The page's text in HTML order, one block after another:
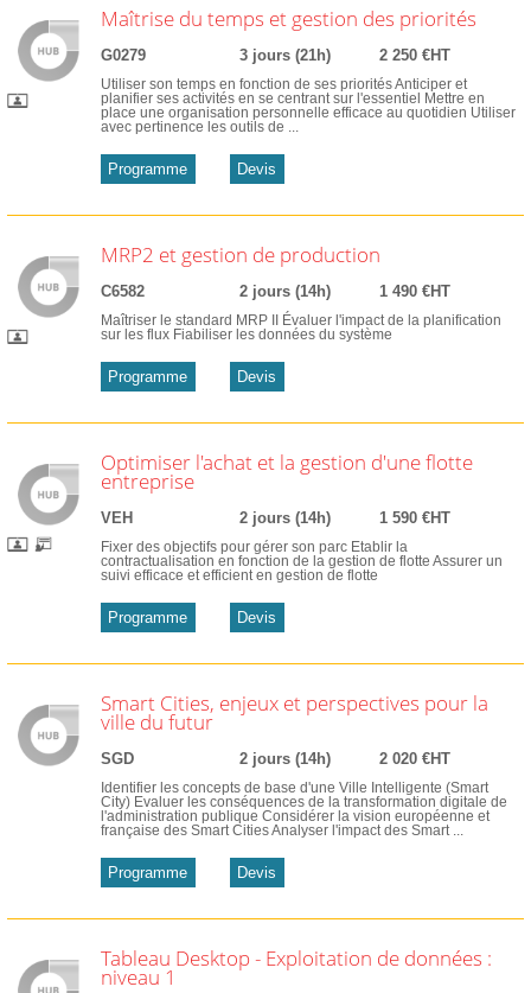
Maîtrise du temps et gestion des priorités
G0279 3 jours (21h) 2 250 €HT
Utiliser son temps en fonction de ses priorités Anticiper et
planifier ses activités en se centrant sur l'essentiel Mettre en
place une organisation personnelle efficace au quotidien Utiliser
avec pertinence les outils de ...
Programme Devis
MRP2 et gestion de production
C6582 2 jours (14h) 1 490 €HT
Maîtriser le standard MRP II Évaluer l'impact de la planification
sur les flux Fiabiliser les données du système
Programme Devis
Optimiser l'achat et la gestion d'une flotte
entreprise
VEH 2 jours (14h) 1 590 €HT
Fixer des objectifs pour gérer son parc Etablir la
contractualisation en fonction de la gestion de flotte Assurer un
suivi efficace et efficient en gestion de flotte
Programme Devis
Smart Cities, enjeux et perspectives pour la
ville du futur
SGD 2 jours (14h) 2 020 €HT
Identifier les concepts de base d'une Ville Intelligente (Smart
City) Evaluer les conséquences de la transformation digitale de
l'administration publique Considérer la vision européenne et
française des Smart Cities Analyser l'impact des Smart ...
Programme Devis
Tableau Desktop - Exploitation de données :
niveau 1